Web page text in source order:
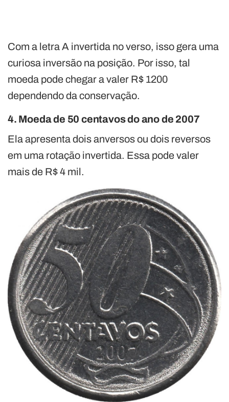
Com a letra A invertida no verso, isso gera uma
curiosa inversão na posição. Por isso, tal
moeda pode chegar a valer R$ 1200
dependendo da conservação.
4. Moeda de 50 centavos do ano de 2007
Ela apresenta dois anversos ou dois reversos
em uma rotação invertida. Essa pode valer
mais de R$ 4 mil.